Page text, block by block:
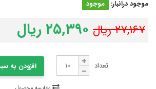
موجود درانبار:
موجود
۲۷,۱۶۷ ریال ۲۵,۳۹۰ ریال
تعداد افزودن به